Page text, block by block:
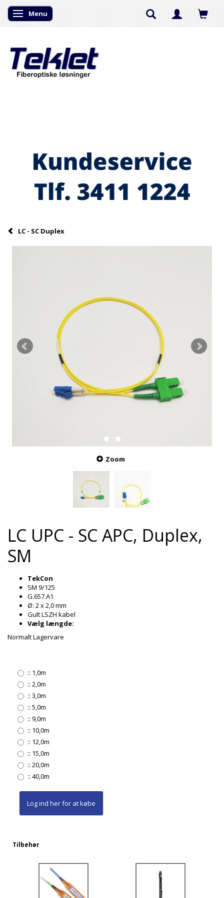
Skifte navigation
Menu
LC - SC Duplex
Zoom
LC UPC - SC APC, Duplex,
SM
TekCon
SM 9/125
G.657.A1
Ø: 2 x 2,0 mm
Gult LSZH kabel
Vælg længde:
Normalt Lagervare
:: 1,0m
:: 2,0m
:: 3,0m
:: 5,0m
:: 9,0m
:: 10,0m
:: 12,0m
:: 15,0m
:: 20,0m
:: 40,0m
Log ind herfor at købe
Tilbehør